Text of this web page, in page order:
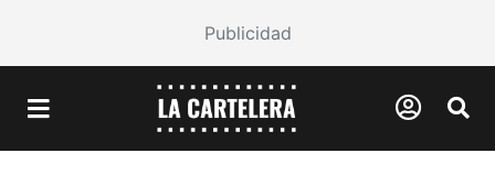
Publicidad